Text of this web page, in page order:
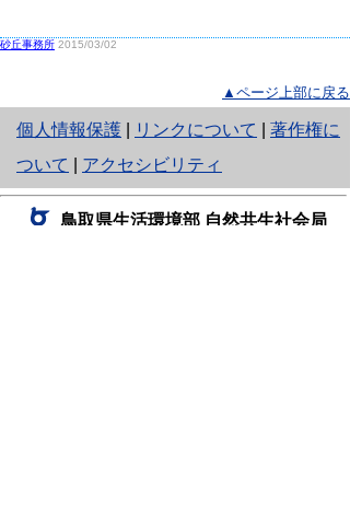
砂丘事務所 2015/03/02
▲ページ上部に戻る
個人情報保護
と
り
ネ
リンクについて
著作権に
ついて
アクセシビリティ
鳥取県生活環境部 自然共生社会局